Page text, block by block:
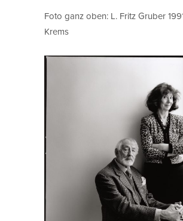
Foto ganz oben: L. Fritz Gruber
Krems